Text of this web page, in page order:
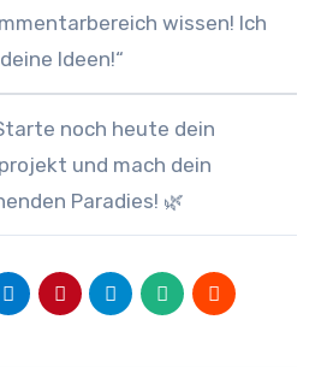
wissen! Ich
Ideen!“
noch heute dein
und mach dein
Paradies! 🌿